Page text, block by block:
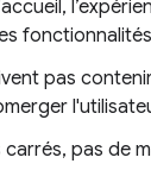
pas
carrés, pas de